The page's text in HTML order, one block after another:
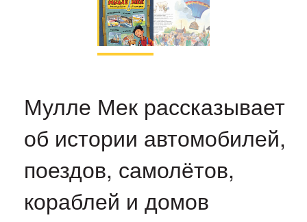
Мулле Мек рассказывает
об истории автомобилей,
поездов, самолётов,
кораблей и домов